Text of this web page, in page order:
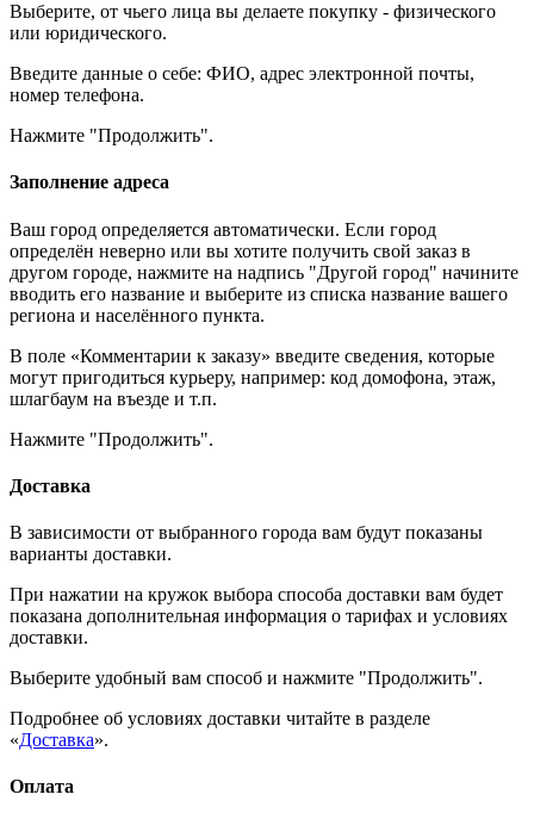
Выберите, от чьего лица вы делаете покупку - физического
или юридического.
Введите данные о себе: ФИО, адрес электронной почты,
номер телефона.
Нажмите "Продолжить".
Заполнение адреса
Ваш город определяется автоматически. Если город
определён неверно или вы хотите получить свой заказ в
другом городе, нажмите на надпись "Другой город" начините
вводить его название и выберите из списка название вашего
региона и населённого пункта.
В поле «Комментарии к заказу» введите сведения, которые
могут пригодиться курьеру, например: код домофона, этаж,
шлагбаум на въезде и т.п.
Нажмите "Продолжить".
Доставка
В зависимости от выбранного города вам будут показаны
варианты доставки.
При нажатии на кружок выбора способа доставки вам будет
показана дополнительная информация о тарифах и условиях
доставки.
Выберите удобный вам способ и нажмите "Продолжить".
Подробнее об условиях доставки читайте в разделе
«Доставка».
Оплата